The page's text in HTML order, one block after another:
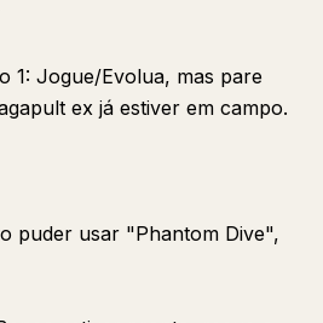
1: Jogue/Evolua, mas pare
ex já estiver em campo.
puder usar "Phantom Dive",